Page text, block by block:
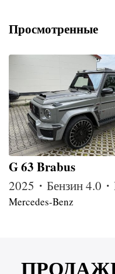
Просмотренные
G 63 Brabus
2025・Бензин 4.0
Mercedes-Benz